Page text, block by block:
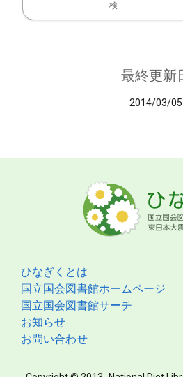
検...
最終更新
2014/03/05
ひなぎくとは
国立国会図書館ホームページ
国立国会図書館サーチ
お知らせ
お問い合わせ